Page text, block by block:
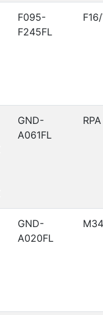
F095-
F245FL
GND-
A061FL
RPA
GND-
A020FL